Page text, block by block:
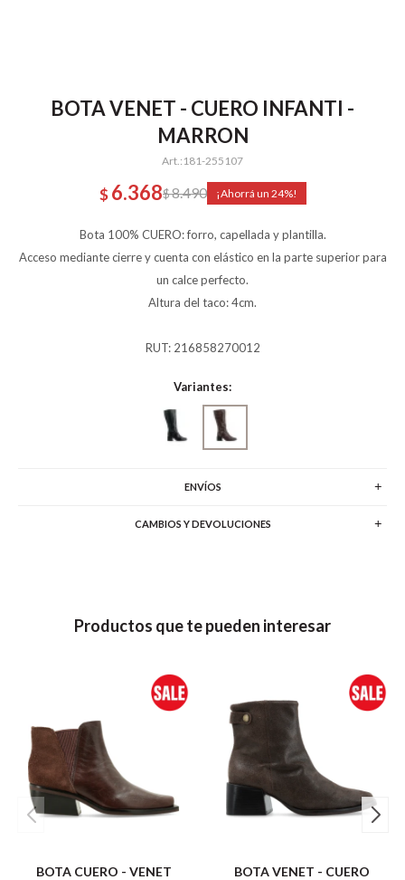
BOTA VENET - CUERO INFANTI -
MARRON
181-255107
$ 6.368$8.490 24
Bota 100% CUERO: forro, capellada y plantilla.
Acceso mediante cierre y cuenta con elástico en la parte superior para
un calce perfecto.
Altura del taco: 4cm.
RUT: 216858270012
Variantes:
ENVÍOS
CAMBIOS Y DEVOLUCIONES
Productos que te pueden interesar
BOTA CUERO - VENET
BOTA VENET - CUERO